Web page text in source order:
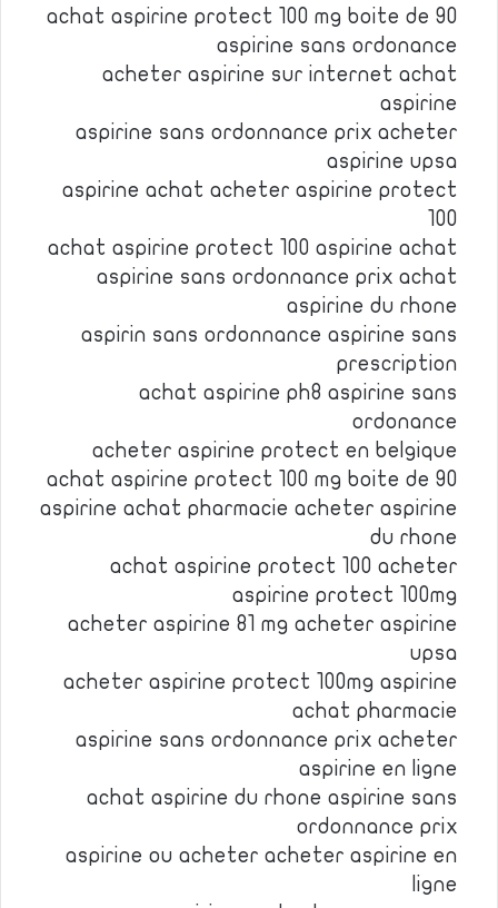
achat aspirine protect 100 mg boite de 90
aspirine sans ordonance
acheter aspirine sur internet achat
aspirine
aspirine sans ordonnance prix acheter
aspirine upsa
aspirine achat acheter aspirine protect
100
achat aspirine protect 100 aspirine achat
aspirine sans ordonnance prix achat
aspirine du rhone
aspirin sans ordonnance aspirine sans
prescription
achat aspirine ph8 aspirine sans
ordonance
acheter aspirine protect en belgique
achat aspirine protect 100 mg boite de 90
aspirine achat pharmacie acheter aspirine
du rhone
achat aspirine protect 100 acheter
aspirine protect 100mg
acheter aspirine 81 mg acheter aspirine
upsa
acheter aspirine protect 100mg aspirine
achat pharmacie
aspirine sans ordonnance prix acheter
aspirine en ligne
achat aspirine du rhone aspirine sans
ordonnance prix
aspirine ou acheter acheter aspirine en
ligne